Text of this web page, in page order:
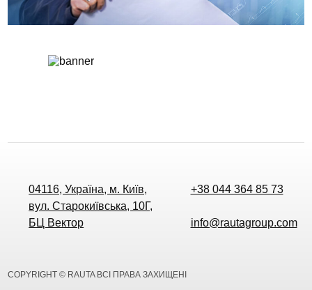
04116, Україна, м. Київ,
вул. Старокиївська, 10Г,
БЦ Вектор
+38 044 364 85 73
info@rautagroup.com
COPYRIGHT © RAUTA ВСІ ПРАВА ЗАХИЩЕНІ